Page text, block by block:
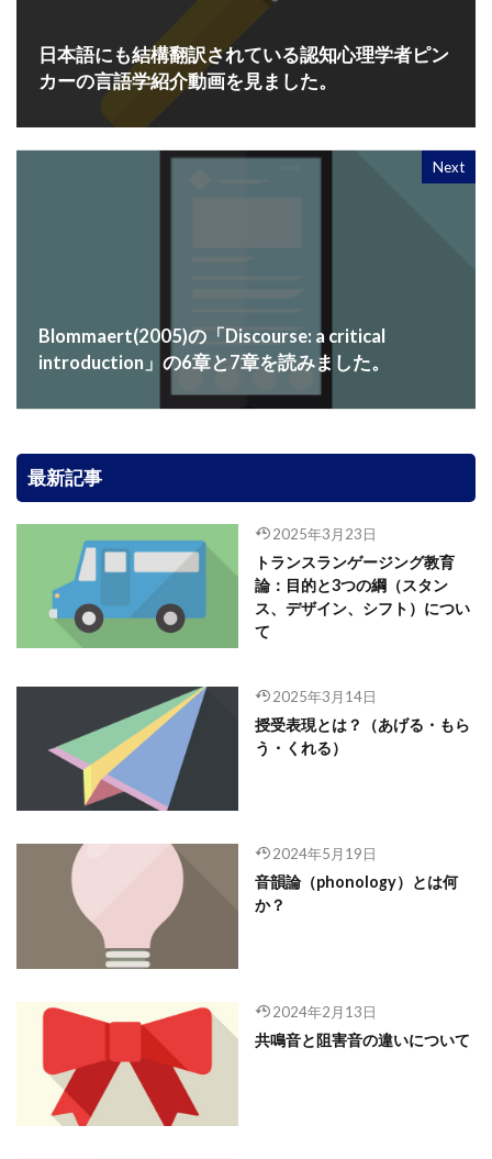
日本語にも結構翻訳されている認知心理学者ピン
カーの言語学紹介動画を見ました。
Next
Blommaert(2005)の「Discourse: a critical
introduction」の6章と7章を読みました。
最新記事
2025年3月23日
トランスランゲージング教育
論：目的と3つの綱（スタン
ス、デザイン、シフト）につい
て
2025年3月14日
授受表現とは？（あげる・もら
う・くれる）
2024年5月19日
音韻論（phonology）とは何
か？
2024年2月13日
共鳴音と阻害音の違いについて